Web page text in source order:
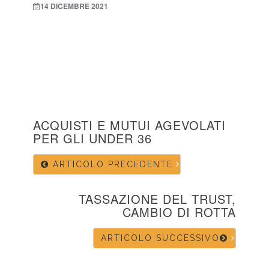
14 DICEMBRE 2021
ACQUISTI E MUTUI AGEVOLATI
PER GLI UNDER 36
ARTICOLO PRECEDENTE
TASSAZIONE DEL TRUST,
CAMBIO DI ROTTA
ARTICOLO SUCCESSIVO